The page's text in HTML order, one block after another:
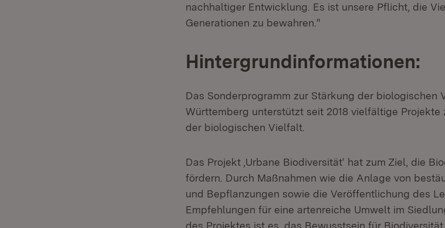
nachhaltiger Entwicklung. Es ist unsere Pflicht, die
Generationen zu bewahren."
Hintergrundinformationen:
Das Sonderprogramm zur Stärkung der biologischen
Württemberg unterstützt seit 2018 vielfältige Projekte
der biologischen Vielfalt.
Das Projekt ‚Urbane Biodiversität‘ hat zum Ziel, die
fördern. Durch Maßnahmen wie die Anlage von
und Bepflanzungen sowie die Veröffentlichung des
Empfehlungen für eine artenreiche Umwelt im
des Projektes ist es, das Bewusstsein für